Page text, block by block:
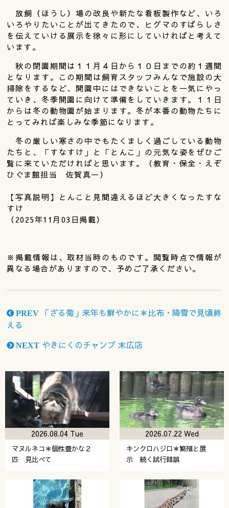
放飼（ほうし）場の改良や新たな看板製作など、いろ
いろやりたいことが出てきたので、ヒグマのすばらしさ
を伝えていける展示を徐々に形にしていければと考えて
います。
秋の閉園期間は１１月４日から１０日までの約１週間
となります。この期間は飼育スタッフみんなで施設の大
掃除をするなど、開園中にはできないことを一気にやっ
ていき、冬季開園に向けて準備をしていきます。１１日
からは冬の動物園が始まります。冬が本番の動物たちに
とってみれば楽しみな季節になります。
冬の厳しい寒さの中でもたくましく過ごしている動物
たちと、「すなすけ」と「とんこ」の元気な姿をぜひご
覧に来ていただければと思います。（教育・保全・えぞ
ひぐま館担当 佐賀真一）
【写真説明】とんこと見間違えるほど大きくなったすな
すけ
（2025年11月03日掲載）
※掲載情報は、取材当時のものです。閲覧時点で情報が
異なる場合がありますので、予めご了承ください。
PREV
「ざる菊」来年も鮮やかに＊比布・降雪で見頃終
える
NEXT やきにくのチャンプ 末広店
マヌルネコ＊個性豊かな２
匹 見比べて
2026.08.04 Tue
キンクロハジロ＊繁殖と展
示 続く試行錯誤
2026.07.22 Wed